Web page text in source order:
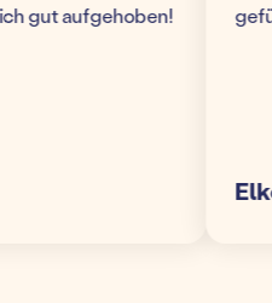
aufgehoben!
Elke